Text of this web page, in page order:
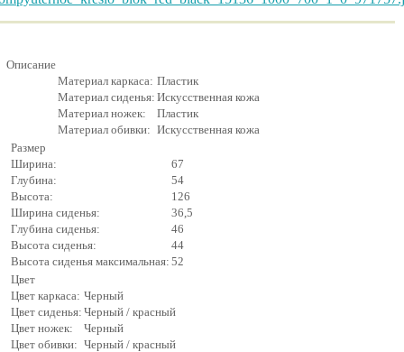
Описание
Материал каркаса: Пластик
Материал сиденья: Искусственная кожа
Материал ножек:
Пластик
Материал обивки: Искусственная кожа
Размер
Ширина:
67
Глубина:
54
Высота:
126
Ширина сиденья:
36,5
Глубина сиденья:
46
Высота сиденья:
44
Высота сиденья максимальная: 52
Цвет
Цвет каркаса: Черный
Цвет сиденья: Черный / красный
Цвет ножек:
Черный
Цвет обивки: Черный / красный